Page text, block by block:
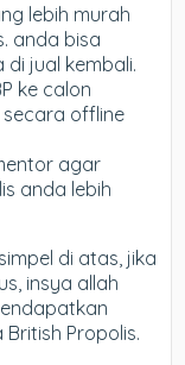
lebih murah
anda bisa
jual kembali.
ke calon
offline
agar
anda lebih
di atas, jika
insya allah
Propolis.